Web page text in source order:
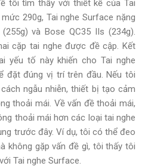
tôi tìm thấy với thiết kế của Tai
290g, Tai nghe Surface nặng
và Bose QC35 IIs (234g).
cặp tai nghe được đề cập. Kết
yếu tố này khiến cho Tai nghe
đặt đúng vị trí trên đầu. Nếu tôi
ngẫu nhiễn, thiết bị tạo cảm
thoải mái. Về vấn đề thoải mái,
thoải mái hơn các loại tai nghe
trước đây. Ví dụ, tôi có thể đeo
không gặp vấn đề gì, tôi thấy tôi
Tai nghe Surface.